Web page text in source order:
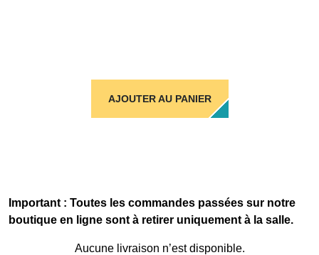
AJOUTER AU PANIER
Important : Toutes les commandes passées sur notre
boutique en ligne sont à retirer uniquement à la salle.
Aucune livraison n’est disponible.